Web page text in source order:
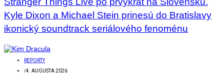
Kyle Dixon a Michael Stein prinesú do Bratislavy
ikonický soundtrack seriálového fenoménu
REPORTY
/4. AUGUSTA 2026